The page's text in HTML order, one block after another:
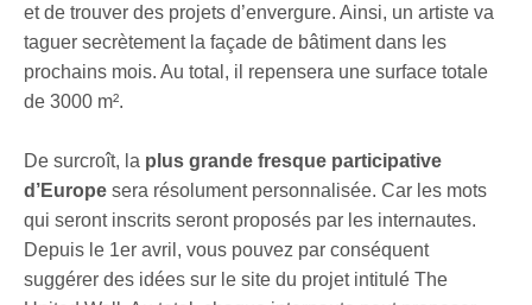
et de trouver des projets d’envergure. Ainsi, un artiste va
taguer secrètement la façade de bâtiment dans les
prochains mois. Au total, il repensera une surface totale
de 3000 m².
De surcroît, la plus grande fresque participative
d’Europe sera résolument personnalisée. Car les mots
qui seront inscrits seront proposés par les internautes.
Depuis le 1er avril, vous pouvez par conséquent
suggérer des idées sur le site du projet intitulé The